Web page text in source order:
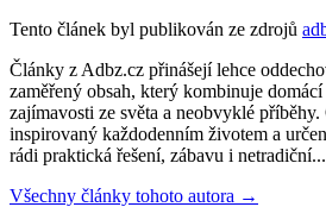
Tento článek byl publikován ze zdrojů
Články z Adbz.cz přinášejí lehce
zaměřený obsah, který kombinuje
zajímavosti ze světa a neobvyklé příběhy.
inspirovaný každodenním životem a
rádi praktická řešení, zábavu i netradiční...
Všechny články tohoto autora →